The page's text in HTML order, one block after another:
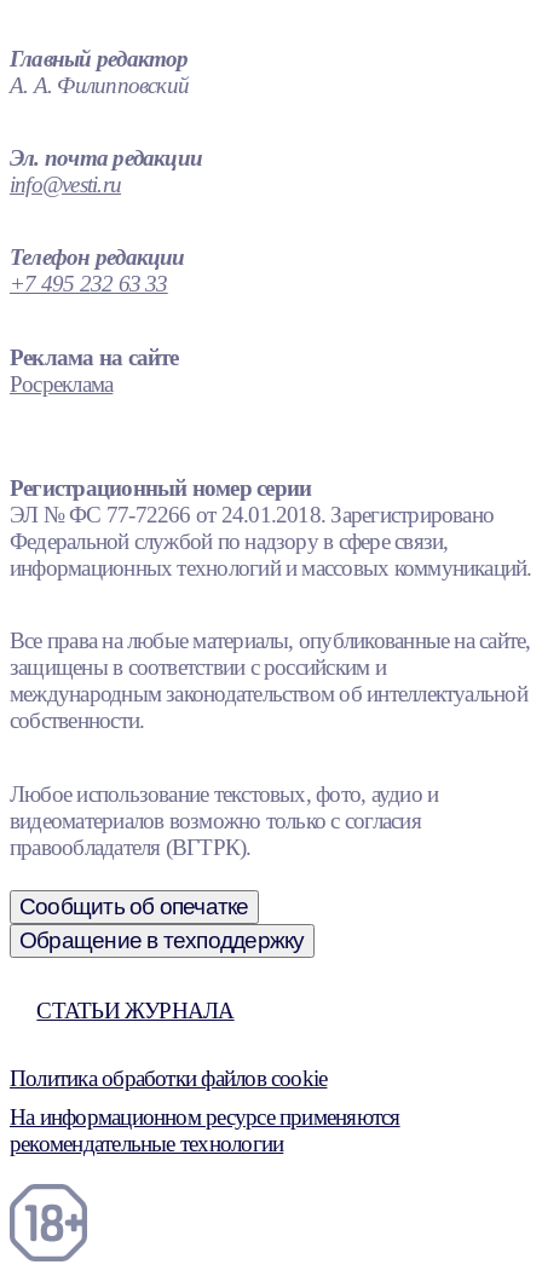
Главный редактор
А. А. Филипповский
Эл. почта редакции
info@vesti.ru
Телефон редакции
+7 495 232 63 33
Реклама на сайте
Росреклама
Регистрационный номер серии
ЭЛ № ФС 77-72266 от 24.01.2018. Зарегистрировано
Федеральной службой по надзору в сфере связи,
информационных технологий и массовых коммуникаций.
Все права на любые материалы, опубликованные на сайте,
защищены в соответствии с российским и
международным законодательством об интеллектуальной
собственности.
Любое использование текстовых, фото, аудио и
видеоматериалов возможно только с согласия
правообладателя (ВГТРК).
Сообщить об опечатке
Обращение в техподдержку
СТАТЬИ ЖУРНАЛА
Политика обработки файлов cookie
На информационном ресурсе применяются
рекомендательные технологии